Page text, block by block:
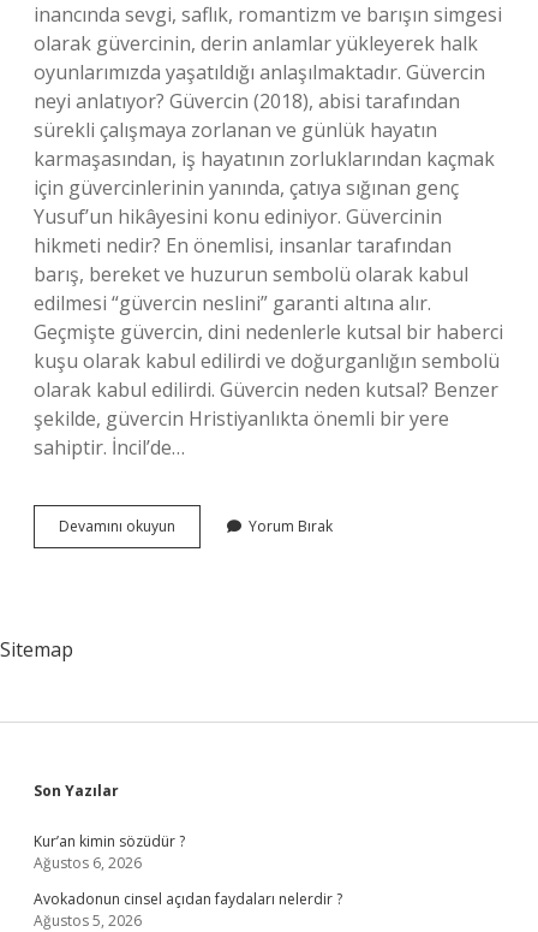
inancında sevgi, saflık, romantizm ve barışın simgesi
olarak güvercinin, derin anlamlar yükleyerek halk
oyunlarımızda yaşatıldığı anlaşılmaktadır. Güvercin
neyi anlatıyor? Güvercin (2018), abisi tarafından
sürekli çalışmaya zorlanan ve günlük hayatın
karmaşasından, iş hayatının zorluklarından kaçmak
için güvercinlerinin yanında, çatıya sığınan genç
Yusuf’un hikâyesini konu ediniyor. Güvercinin
hikmeti nedir? En önemlisi, insanlar tarafından
barış, bereket ve huzurun sembolü olarak kabul
edilmesi “güvercin neslini” garanti altına alır.
Geçmişte güvercin, dini nedenlerle kutsal bir haberci
kuşu olarak kabul edilirdi ve doğurganlığın sembolü
olarak kabul edilirdi. Güvercin neden kutsal? Benzer
şekilde, güvercin Hristiyanlıkta önemli bir yere
sahiptir. İncil’de…
Devamını okuyun Güvercin
Neyin
Yorum Bırak
Sitemap
Sidebar
Son Yazılar
Kur’an kimin sözüdür ?
Ağustos 6, 2026
Avokadonun cinsel açıdan faydaları nelerdir ?
Ağustos 5, 2026